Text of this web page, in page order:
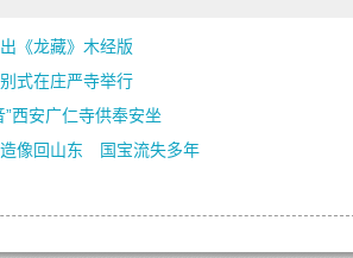
《龙藏》木经版
式在庄严寺举行
”西安广仁寺供奉安坐
像回山东 国宝流失多年